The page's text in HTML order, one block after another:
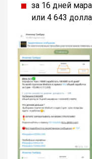
за 16 дней
или 4 643